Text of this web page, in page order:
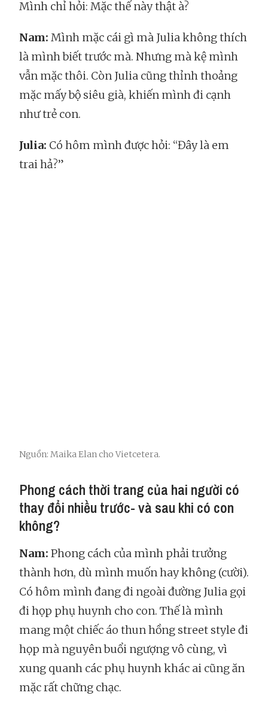
Mình chỉ hỏi: Mặc thế này thật à?
Nam: Mình mặc cái gì mà Julia không thích
là mình biết trước mà. Nhưng mà kệ mình
vẫn mặc thôi. Còn Julia cũng thỉnh thoảng
mặc mấy bộ siêu già, khiến mình đi cạnh
như trẻ con.
Julia: Có hôm mình được hỏi: “Đây là em
trai hả?”
Nguồn: Maika Elan cho Vietcetera.
Phong cách thời trang của hai người có
thay đổi nhiều trước- và sau khi có con
không?
Nam: Phong cách của mình phải trưởng
thành hơn, dù mình muốn hay không (cười).
Có hôm mình đang đi ngoài đường Julia gọi
đi họp phụ huynh cho con. Thế là mình
mang một chiếc áo thun hồng street style đi
họp mà nguyên buổi ngượng vô cùng, vì
xung quanh các phụ huynh khác ai cũng ăn
mặc rất chững chạc.